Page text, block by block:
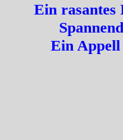
Ein rasantes
Ein